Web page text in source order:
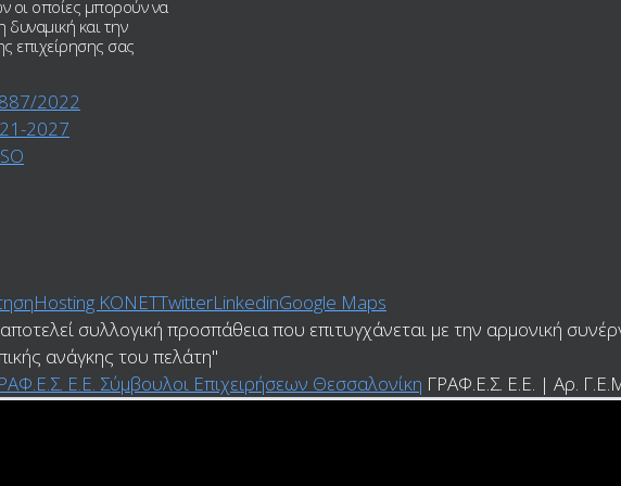
οι οποίες μπορούν να
και την
επιχείρησης σας
2022
2027
Ηosting ΚΟΝΕΤTwitterLinkedinGoogle Maps
συλλογική προσπάθεια που επιτυγχάνεται με την αρμονική
ανάγκης του πελάτη"
Ε.Ε. Σύμβουλοι Επιχειρήσεων Θεσσαλονίκη ΓΡΑΦ.Ε.Σ. Ε.Ε. | Αρ.